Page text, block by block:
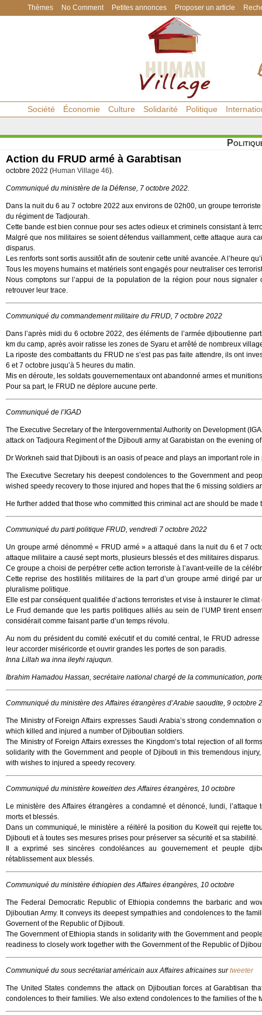
Thèmes No Comment Petites annonces Proposer un article
Société Économie Culture Solidarité Politique
Action du FRUD armé à Garabtisan
octobre 2022 (Human Village 46).
Communiqué du ministère de la Défense, 7 octobre 2022.
Dans la nuit du 6 au 7 octobre 2022 aux environs de 02h00, un groupe
du régiment de Tadjourah.
Cette bande est bien connue pour ses actes odieux et criminels consistant à
Malgré que nos militaires se soient défendus vaillamment, cette attaque aura
disparus.
Les renforts sont sortis aussitôt afin de soutenir cette unité avancée. A l’heure
Tous les moyens humains et matériels sont engagés pour neutraliser ces
Nous comptons sur l’appui de la population de la région pour nous
retrouver leur trace.
Communiqué du commandement militaire du FRUD, 7 octobre 2022
Dans l’après midi du 6 octobre 2022, des éléments de l’armée djiboutienne
km du camp, après avoir ratisse les zones de Syaru et arrêté de nombreux
La riposte des combattants du FRUD ne s’est pas pas faite attendre, ils ont
6 et 7 octobre jusqu’à 5 heures du matin.
Mis en déroute, les soldats gouvernementaux ont abandonné armes et
Pour sa part, le FRUD ne déplore aucune perte.
Communiqué de l’IGAD
The Executive Secretary of the Intergovernmental Authority on Development
attack on Tadjoura Regiment of the Djibouti army at Garabistan on the evening
Dr Workneh said that Djibouti is an oasis of peace and plays an important role
The Executive Secretary his deepest condolences to the Government and
wished speedy recovery to those injured and hopes that the 6 missing soldiers
He further added that those who committed this criminal act are should be made
Communiqué du parti politique FRUD, vendredi 7 octobre 2022
Un groupe armé dénommé « FRUD armé » a attaqué dans la nuit du 6 et 7
attaque militaire a causé sept morts, plusieurs blessés et des militaires disparus.
Ce groupe a choisi de perpétrer cette action terroriste à l’avant-veille de la
Cette reprise des hostilités militaires de la part d’un groupe armé dirigé par
pluralisme politique.
Elle est par conséquent qualifiée d’actions terroristes et vise à instaurer le
Le Frud demande que les partis politiques alliés au sein de l’UMP tirent
considérait comme faisant partie d’un temps révolu.
Au nom du président du comité exécutif et du comité central, le FRUD
leur accorder miséricorde et ouvrir grandes les portes de son paradis.
Inna Lillah wa inna ileyhi rajuqun.
Ibrahim Hamadou Hassan, secrétaire national chargé de la communication,
Communiqué du ministère des Affaires étrangères d’Arabie saoudite, 9 octobre
The Ministry of Foreign Affairs expresses Saudi Arabia’s strong
which killed and injured a number of Djiboutian soldiers.
The Ministry of Foreign Affairs exresses the Kingdom’s total rejection of all
solidarity with the Government and people of Djibouti in this tremendous
with wishes to injured a speedy recovery.
Communiqué du ministère koweitien des Affaires étrangères, 10 octobre
Le ministère des Affaires étrangères a condamné et dénoncé, lundi,
morts et blessés.
Dans un communiqué, le ministère a réitéré la position du Koweït qui rejette
Djibouti et à toutes ses mesures prises pour préserver sa sécurité et sa stabilité.
Il a exprimé ses sincères condoléances au gouvernement et peuple
rétablissement aux blessés.
Communiqué du ministère éthiopien des Affaires étrangères, 10 octobre
The Federal Democratic Republic of Ethiopia condemns the barbaric and
Djiboutian Army. It conveys its deepest sympathies and condolences to the
Governent of the Republic of Djibouti.
The Government of Ethiopia stands in solidarity with the Government and
readiness to closely work together with the Government of the Republic of
Communiqué du sous secrétariat américain aux Affaires africaines surtweeter
The United States condemns the attack on Djiboutian forces at Garabtisan
condolences to their families. We also extend condolences to the families of